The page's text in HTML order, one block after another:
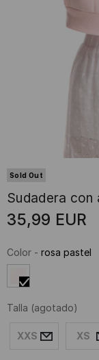
Sold Out
Sudadera con
35,99 EUR
Color - rosa pastel
Talla (agotado)
XXS XS